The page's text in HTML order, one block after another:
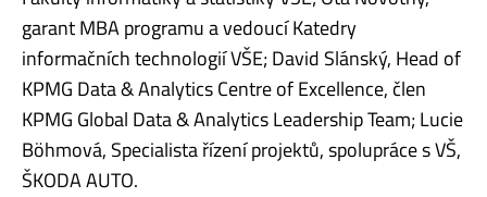
garant MBA programu a vedoucí Katedry
informačních technologií VŠE; David Slánský, Head of
KPMG Data & Analytics Centre of Excellence, člen
KPMG Global Data & Analytics Leadership Team; Lucie
Böhmová, Specialista řízení projektů, spolupráce s VŠ,
ŠKODA AUTO.